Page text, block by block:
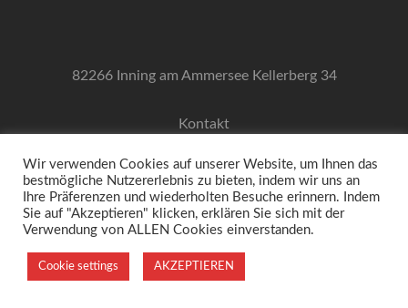
82266 Inning am Ammersee Kellerberg 34
Kontakt
+49 (0) 170 604 904 0
© 2025 agentur von kesselstatt
Zerif Litedeveloped by
Wir verwenden Cookies auf unserer Website, um Ihnen das
bestmögliche Nutzererlebnis zu bieten, indem wir uns an
Ihre Präferenzen und wiederholten Besuche erinnern. Indem
Sie auf "Akzeptieren" klicken, erklären Sie sich mit der
Verwendung von ALLEN Cookies einverstanden.
Cookie settings AKZEPTIEREN